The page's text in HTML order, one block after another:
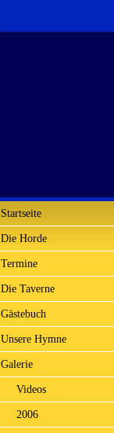
Startseite
Die Horde
Termine
Die Taverne
Gästebuch
Unsere Hymne
Galerie
Videos
2006